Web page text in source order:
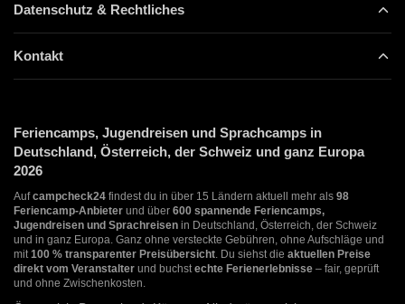
Datenschutz & Rechtliches
Kontakt
Feriencamps, Jugendreisen und Sprachcamps in
Deutschland, Österreich, der Schweiz und ganz Europa
2026
Aufcampcheck24 findest du in über 15 Ländern aktuell mehr als 98
Feriencamp-Anbieter und über 600 spannende Feriencamps,
Jugendreisen und Sprachreisen in Deutschland, Österreich, der Schweiz
und in ganz Europa. Ganz ohne versteckte Gebühren, ohne Aufschläge und
mit100 % transparenter Preisübersicht. Du siehst die aktuellen Preise
direkt vom Veranstalter und buchstechte Ferienerlebnisse – fair, geprüft
und ohne Zwischenkosten.